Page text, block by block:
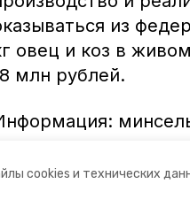
cookies и технических
из
овец и коз в
млн рублей.